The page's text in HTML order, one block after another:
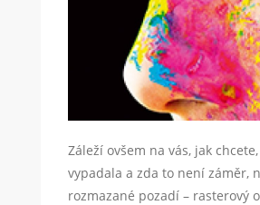
Záleží ovšem na vás, jak
vypadala a zda to není záměr,
rozmazané pozadí – rasterový